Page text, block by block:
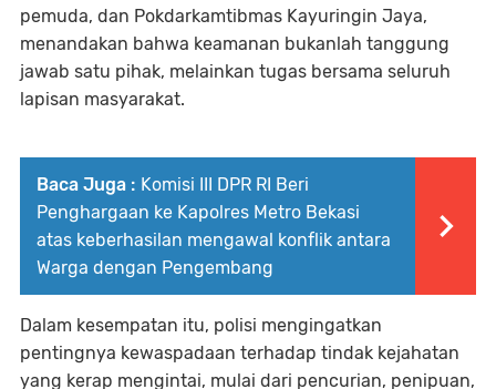
pemuda, dan Pokdarkamtibmas Kayuringin Jaya,
menandakan bahwa keamanan bukanlah tanggung
jawab satu pihak, melainkan tugas bersama seluruh
lapisan masyarakat.
Baca Juga : Komisi III DPR RI Beri
Penghargaan ke Kapolres Metro Bekasi
atas keberhasilan mengawal konflik antara
Warga dengan Pengembang
Dalam kesempatan itu, polisi mengingatkan
pentingnya kewaspadaan terhadap tindak kejahatan
yang kerap mengintai, mulai dari pencurian, penipuan,